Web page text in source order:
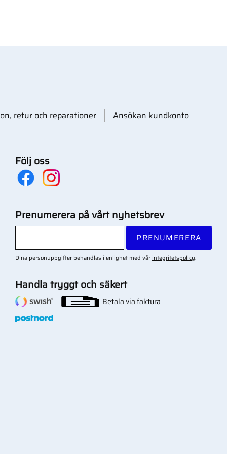
retur och reparationer Ansökan kundkonto
Följ oss
Prenumerera på vårt nyhetsbrev
PRENUMERERA
Dina personuppgifter behandlas i enlighet med vår integritetspolicy.
Handla tryggt och säkert
Betala via faktura